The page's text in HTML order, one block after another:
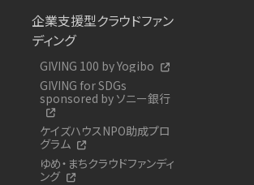
企業支援型クラウドファン
ディング
GIVING 100 by Yogibo
GIVING for SDGs
sponsored by ソニー銀行
ケイズハウスNPO助成プロ
グラム
ゆめ・まちクラウドファンディ
ング